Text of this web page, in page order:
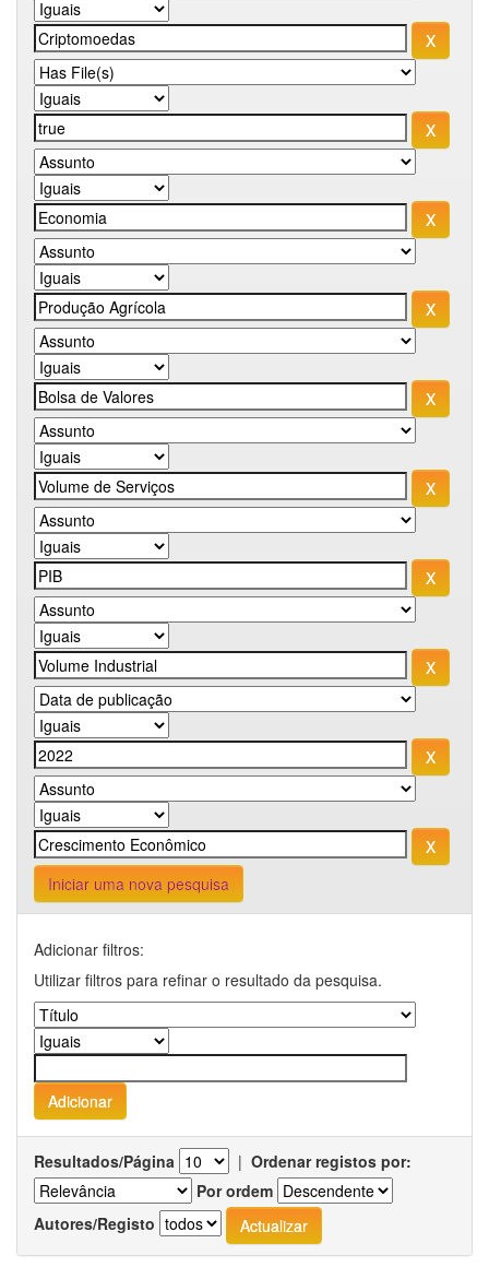
Iniciar uma nova pesquisa
Adicionar filtros:
Utilizar filtros para refinar o resultado da pesquisa.
Resultados/Página | Ordenar registos por:
Por ordem
Autores/Registo